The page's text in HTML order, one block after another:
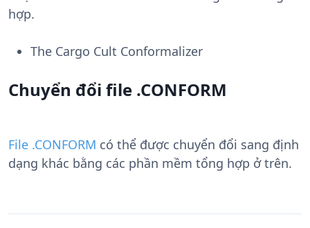
hợp.
The Cargo Cult Conformalizer
Chuyển đổi file .CONFORM
File .CONFORM có thể được chuyển đổi sang định
dạng khác bằng các phần mềm tổng hợp ở trên.